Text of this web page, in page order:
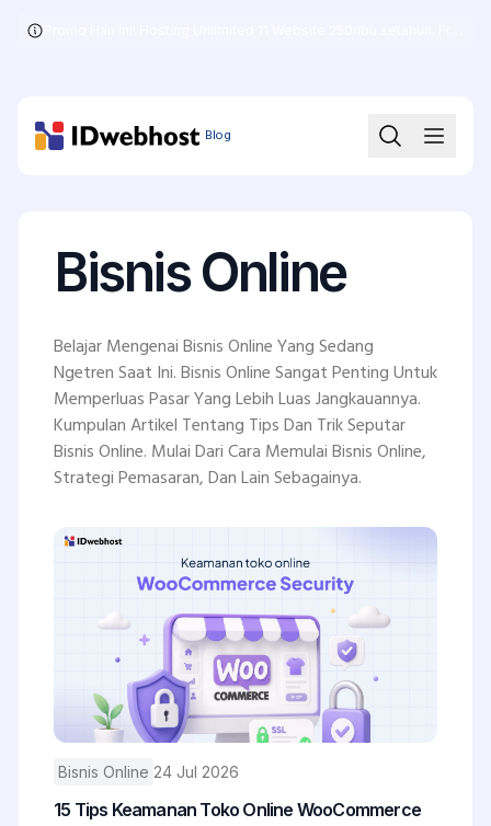
Blog
Bisnis Online
Belajar Mengenai Bisnis Online Yang Sedang
Ngetren Saat Ini. Bisnis Online Sangat Penting Untuk
Memperluas Pasar Yang Lebih Luas Jangkauannya.
Kumpulan Artikel Tentang Tips Dan Trik Seputar
Bisnis Online. Mulai Dari Cara Memulai Bisnis Online,
Strategi Pemasaran, Dan Lain Sebagainya.
Bisnis Online 24 Jul 2026
15 Tips Keamanan Toko Online WooCommerce